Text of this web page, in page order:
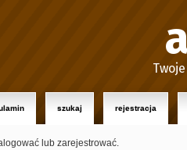
szukaj rejestracja
lub zarejestrować.